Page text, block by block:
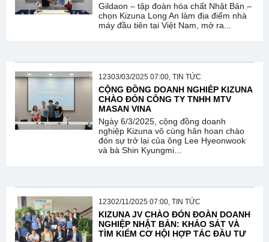
Gildaon – tập đoàn hóa chất Nhật Bản –
chọn Kizuna Long An làm địa điểm nhà
máy đầu tiên tại Việt Nam, mở ra...
12303/03/2025 07:00, TIN TỨC
CỘNG ĐỒNG DOANH NGHIÊP KIZUNA
CHÀO ĐÓN CÔNG TY TNHH MTV
MASAN VINA
Ngày 6/3/2025, cộng đồng doanh
nghiệp Kizuna vô cùng hân hoan chào
đón sự trở lại của ông Lee Hyeonwook
và bà Shin Kyungmi...
12302/11/2025 07:00, TIN TỨC
KIZUNA JV CHÀO ĐÓN ĐOÀN DOANH
NGHIỆP NHẬT BẢN: KHẢO SÁT VÀ
TÌM KIẾM CƠ HỘI HỢP TÁC ĐẦU TƯ